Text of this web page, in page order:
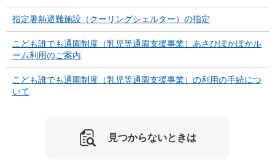
指定暑熱避難施設（クーリングシェルター）の指定
こども誰でも通園制度（乳児等通園支援事業）あさひぽかぽかル
ーム利用のご案内
こども誰でも通園制度（乳児等通園支援事業）の利用の手続につ
いて
見つからないときは